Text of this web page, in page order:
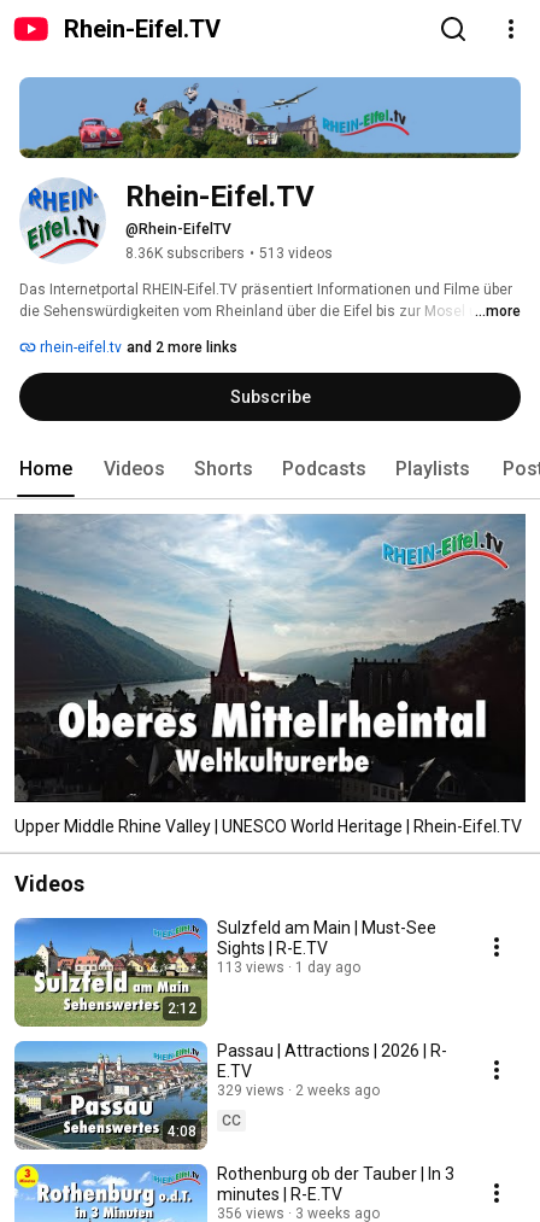
Rhein-Eifel.TV
Rhein-Eifel.TV
@Rhein-EifelTV
8.36K subscribers • 513 videos
Das Internetportal RHEIN-Eifel.TV präsentiert Informationen und Filme über
die Sehenswürdigkeiten vom Rheinland über die Eifel bis zur Mosel und am
Videos mit Beiträgen zu den wichtigsten Ausflugszielen und
Sehenswürdigkeiten sind bereits heute abrufbar. Unterteilt in Rubriken und
Playlists wie Rhein, Eifel, Ahrtal, Mosel, Schwarzwald, Franken, Bodensee
etc finden Sie viel Wissenswertes und nützliche Ausflugstipps.
...more
rhein-eifel.tv and 2 more links
Subscribe
Home Videos Shorts Podcasts Playlists
Upper Middle Rhine Valley | UNESCO World Heritage | Rhein-Eifel.TV
Videos
2:12
Sulzfeld am Main | Must-See
Sights | R-E.TV
113 views 1 day ago
4:08
Passau | Attractions | 2026 | R-
E.TV
329 views
2 weeks ago
CC
Rothenburg ob der Tauber | In 3
minutes | R-E.TV
356 views
3 weeks ago